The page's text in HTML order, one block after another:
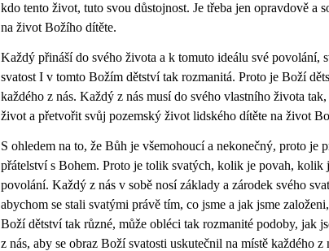
kdo tento život, tuto svou důstojnost. Je třeba jen opravdově a
na život Božího dítěte.
Každý přináší do svého života a k tomuto ideálu své povolání,
svatost I v tomto Božím dětství tak rozmanitá. Proto je Boží
každého z nás. Každý z nás musí do svého vlastního života
život a přetvořit svůj pozemský život lidského dítěte na život
S ohledem na to, že Bůh je všemohoucí a nekonečný, proto je
přátelství s Bohem. Proto je tolik svatých, kolik je povah,
povolání. Každý z nás v sobě nosí základy a zárodek svého
abychom se stali svatými právě tím, co jsme a jak jsme
Boží dětství tak různé, může obléci tak rozmanité podoby, jak
z nás, aby se obraz Boží svatosti uskutečnil na místě každého